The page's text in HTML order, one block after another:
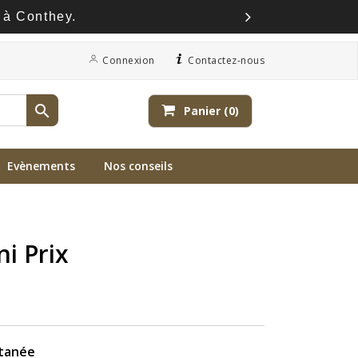
Conthey.
Connexion Contactez-nous
Panier (0)

Evènements Nos conseils
Prix